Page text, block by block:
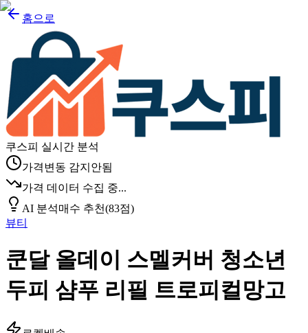
홈으로
쿠스피 실시간 분석
가격변동 감지안됨
가격 데이터 수집 중...
AI 분석매수 추천(83점)
뷰티
쿤달 올데이 스멜커버 청소년
두피 샴푸 리필 트로피컬망고